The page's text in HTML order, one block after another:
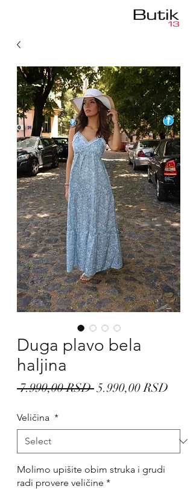
Duga plavo bela
haljina
7.990,00 RSD Regular
5.990,00 RSD
Veličina *
Molimo upišite obim struka i grudi
radi provere veličine *